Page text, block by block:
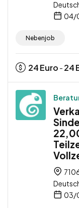
04/
Nebenjob
24Euro - 24
03/